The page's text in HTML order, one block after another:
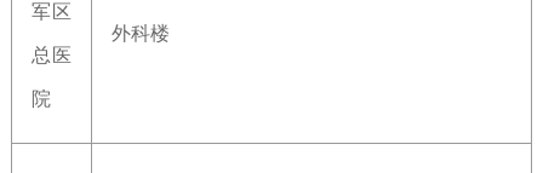
军区
总医
院
外科楼